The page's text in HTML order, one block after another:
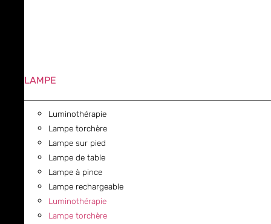
LAMPE
Luminothérapie
Lampe torchère
Lampe sur pied
Lampe de table
Lampe à pince
Lampe rechargeable
Luminothérapie
Lampe torchère